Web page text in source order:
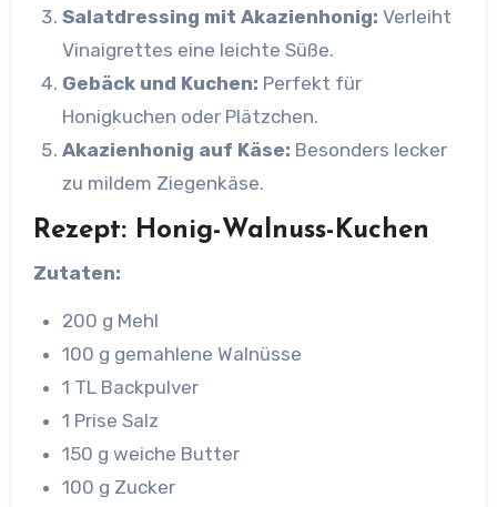
Salatdressing mit Akazienhonig: Verleiht
Vinaigrettes eine leichte Süße.
Gebäck und Kuchen: Perfekt für
Honigkuchen oder Plätzchen.
Akazienhonig auf Käse: Besonders lecker
zu mildem Ziegenkäse.
Rezept: Honig-Walnuss-Kuchen
Zutaten:
200 g Mehl
100 g gemahlene Walnüsse
1 TL Backpulver
1 Prise Salz
150 g weiche Butter
100 g Zucker